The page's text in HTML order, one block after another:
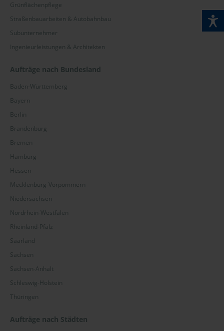
Grünflächenpflege
Straßenbauarbeiten & Autobahnbau
Subunternehmer
Ingenieurleistungen & Architekten
Aufträge nach Bundesland
Baden-Württemberg
Bayern
Berlin
Brandenburg
Bremen
Hamburg
Hessen
Mecklenburg-Vorpommern
Niedersachsen
Nordrhein-Westfalen
Rheinland-Pfalz
Saarland
Sachsen
Sachsen-Anhalt
Schleswig-Holstein
Thüringen
Aufträge nach Städten